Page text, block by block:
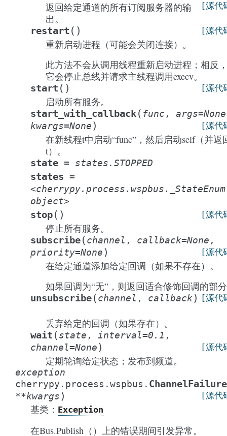
[源代
返回给定通道的所有订阅服务器的输
出。
restart ( ) [源代
重新启动进程（可能会关闭连接）。
此方法不会从调用线程重新启动进程；相反
它会停止总线并请求主线程调用execv。
start ( ) [源代
启动所有服务。
start_with_callback( func , args=None
kwargs=None) [源代
在新线程t中启动“func”，然后启动self（并返
t）。
state = states.STOPPED
states =
<cherrypy.process.wspbus._StateEnum
object>
stop( ) [源代
停止所有服务。
subscribe(channel , callback=None ,
priority=None) [源代
在给定通道添加给定回调（如果不存在）。
如果回调为“无”，则返回适合修饰回调的部
unsubscribe(channel , callback) [源代
丢弃给定的回调（如果存在）。
wait (state , interval=0.1 ,
channel=None) [源代
定期轮询给定状态；发布到频道。
exception
cherrypy.process.wspbus.
**kwargs) [源代
基类： Exception
在Bus.Publish（）上的错误期间引发异常。